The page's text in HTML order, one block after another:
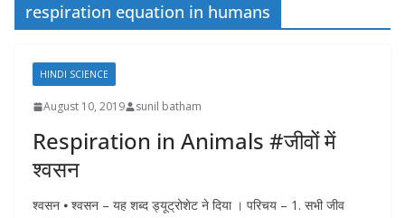
respiration equation in humans
HINDI SCIENCE
August 10, 2019 sunil batham
Respiration in Animals #जीवों में
श्वसन
श्वसन ⦁ श्वसन – यह शब्द ड्यूट्रोशेट ने दिया । परिचय – 1. सभी जीव